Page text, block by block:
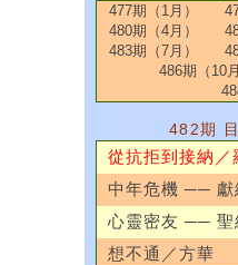
477期（1月）
480期（4月）
483期（7月）
486期（10月
482期
從抗拒到接納／
中年危機 ── 獻
心靈密友 ── 聖
想不通／方華